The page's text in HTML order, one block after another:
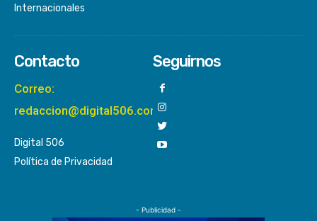
Internacionales
Contacto
Correo:
redaccion@digital506.com
Digital 506
Política de Privacidad
Seguirnos
- Publicidad -